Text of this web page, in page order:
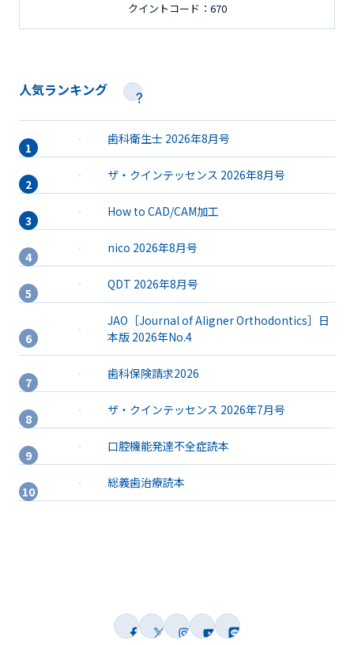
クイントコード：670
人気ランキング
歯科衛生士 2026年8月号
ザ・クインテッセンス 2026年8月号
How to CAD/CAM加工
nico 2026年8月号
QDT 2026年8月号
JAO［Journal of Aligner Orthodontics］日
本版 2026年No.4
歯科保険請求2026
ザ・クインテッセンス 2026年7月号
口腔機能発達不全症読本
総義歯治療読本